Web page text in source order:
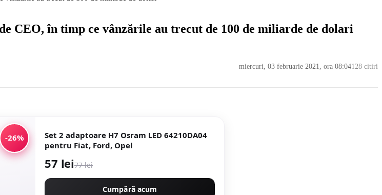
CEO, în timp ce vânzările au trecut de 100 de miliarde de dolari
miercuri, 03 februarie 2021, ora 08:04128 citiri
-26%
Set 2 adaptoare H7 Osram LED 64210DA04
pentru Fiat, Ford, Opel
57 lei77 lei
Cumpără acum